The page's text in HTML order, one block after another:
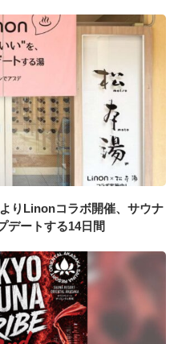
りLinonコラボ開催、サウナ
デートする14日間